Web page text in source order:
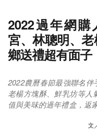
2022過年網購
宮、林聰明、
鄉送禮超有面子
2022農曆春節最強聯名伴
老楊方塊酥、鮮乳坊等人
值與美味的過年禮盒，返
文